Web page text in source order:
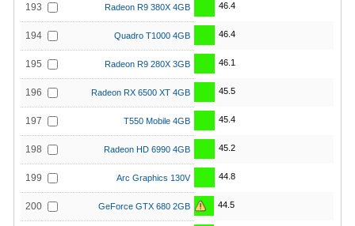
193 Radeon R9 380X 4GB 46.4
194 Quadro T1000 4GB 46.4
195 Radeon R9 280X 3GB 46.1
196 Radeon RX 6500 XT 4GB 45.5
197 T550 Mobile 4GB 45.4
198 Radeon HD 6990 4GB 45.2
199 Arc Graphics 130V 44.8
200 GeForce GTX 680 2GB 44.5